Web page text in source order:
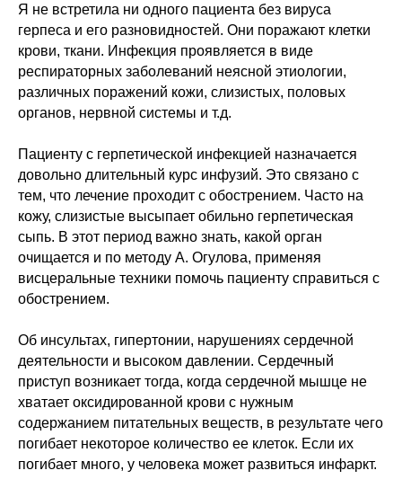
Я не встретила ни одного пациента без вируса
герпеса и его разновидностей. Они поражают клетки
крови, ткани. Инфекция проявляется в виде
респираторных заболеваний неясной этиологии,
различных поражений кожи, слизистых, половых
органов, нервной системы и т.д.
Пациенту с герпетической инфекцией назначается
довольно длительный курс инфузий. Это связано с
тем, что лечение проходит с обострением. Часто на
кожу, слизистые высыпает обильно герпетическая
сыпь. В этот период важно знать, какой орган
очищается и по методу А. Огулова, применяя
висцеральные техники помочь пациенту справиться с
обострением.
Об инсультах, гипертонии, нарушениях сердечной
деятельности и высоком давлении. Сердечный
приступ возникает тогда, когда сердечной мышце не
хватает оксидированной крови с нужным
содержанием питательных веществ, в результате чего
погибает некоторое количество ее клеток. Если их
погибает много, у человека может развиться инфаркт.